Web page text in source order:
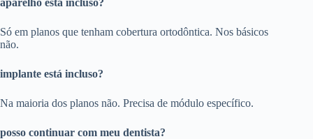
aparelho está incluso?
Só em planos que tenham cobertura ortodôntica. Nos básicos
não.
implante está incluso?
Na maioria dos planos não. Precisa de módulo específico.
posso continuar com meu dentista?